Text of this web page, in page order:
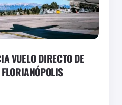
VUELO DIRECTO DE